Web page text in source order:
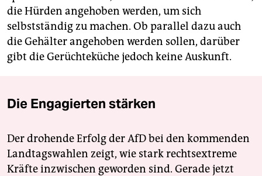
die Hürden angehoben werden, um sich
selbstständig zu machen. Ob parallel dazu auch
die Gehälter angehoben werden sollen, darüber
gibt die Gerüchteküche jedoch keine Auskunft.
Die Engagierten stärken
Der drohende Erfolg der AfD bei den kommenden
Landtagswahlen zeigt, wie stark rechtsextreme
Kräfte inzwischen geworden sind. Gerade jetzt